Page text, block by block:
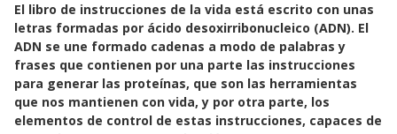
c
e
b
o
o
k
a
t
s
A
p
p
a
i
l
El libro de instrucciones de la vida está escrito con unas
letras formadas por ácido desoxirribonucleico (ADN). El
ADN se une formado cadenas a modo de palabras y
frases que contienen por una parte las instrucciones
para generar las proteínas, que son las herramientas
que nos mantienen con vida, y por otra parte, los
elementos de control de estas instrucciones, capaces de